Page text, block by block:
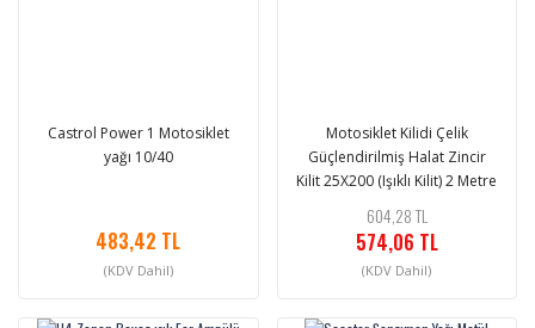
Castrol Power 1 Motosiklet
yağı 10/40
483,42 TL
(KDV Dahil)
Motosiklet Kilidi Çelik
Güçlendirilmiş Halat Zincir
Kilit 25X200 (Işıklı Kilit) 2 Metre
604,28 TL
574,06 TL
(KDV Dahil)